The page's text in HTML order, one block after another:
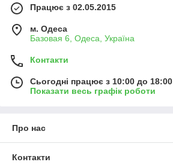
Працює з 02.05.2015
м. Одеса
Базовая 6, Одеса, Україна
Контакти
Сьогодні працює з 10:00 до 18:00
Показати весь графік роботи
Про нас
Контакти